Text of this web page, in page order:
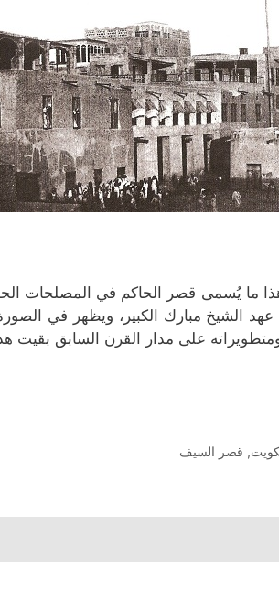
ما يُسمى قصر الحاكم في المصلحات
المناخ، بُني سنة 1904م في عهد الشيخ مبارك الكبير،
على مدار القرن السابق بقيت
, قصر السيف